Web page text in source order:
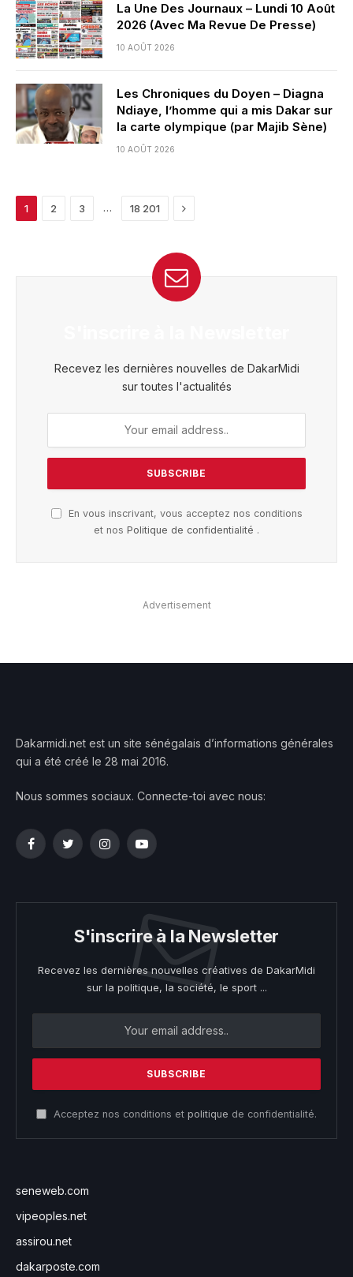
La Une Des Journaux – Lundi 10 Août
2026 (Avec Ma Revue De Presse)
10 AOÛT 2026
Les Chroniques du Doyen – Diagna
Ndiaye, l’homme qui a mis Dakar sur
la carte olympique (par Majib Sène)
10 AOÛT 2026
1 2 3 … 18 201 Next
Recevez les dernières nouvelles de DakarMidi
sur toutes l'actualités
En vous inscrivant, vous acceptez nos conditions
et nos Politique de confidentialité .
Advertisement
Dakarmidi.net est un site sénégalais d’informations générales
qui a été créé le 28 mai 2016.
Nous sommes sociaux. Connecte-toi avec nous:
FacebookTwitterInstagramYouTube
S'inscrire à la Newsletter
Recevez les dernières nouvelles créatives de DakarMidi
sur la politique, la société, le sport ...
Acceptez nos conditions et politique de confidentialité.
seneweb.com
vipeoples.net
assirou.net
dakarposte.com